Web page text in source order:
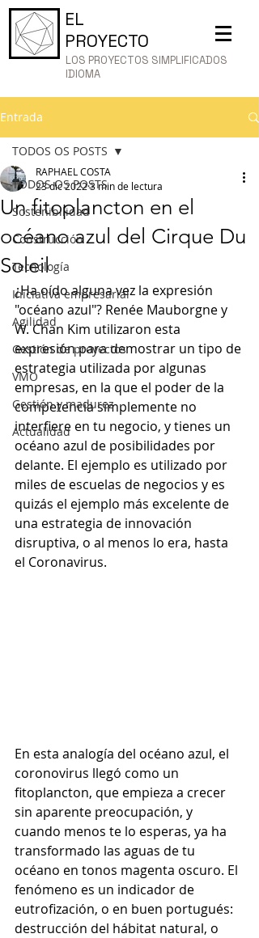
EL
PROYECTO
LOS PROYECTOS SIMPLIFICADOS
IDIOMA
Entrada
TODOS OS POSTS
Sostenibilidad
Construcción
Tecnología
Iniciativa empresarial
Agilidad
Gestión de proyectos
VMO
Gestión y madurez
Actualidad
TODOS OS POSTS
Un fitoplancton en el
océano azul del Cirque Du
Soleil
RAPHAEL COSTA
23 dic 20223 min de lectura
¿Ha oído alguna vez la expresión
"océano azul"? Renée Mauborgne y
W. Chan Kim utilizaron esta
expresión para demostrar un tipo de
estrategia utilizada por algunas
empresas, en la que el poder de la
competencia simplemente no
interfiere en tu negocio, y tienes un
océano azul de posibilidades por
delante. El ejemplo es utilizado por
miles de escuelas de negocios y es
quizás el ejemplo más excelente de
una estrategia de innovación
disruptiva, o al menos lo era, hasta
el Coronavirus.
En esta analogía del océano azul, el
coronovirus llegó como un
fitoplancton, que empieza a crecer
sin aparente preocupación, y
cuando menos te lo esperas, ya ha
transformado las aguas de tu
océano en tonos magenta oscuro. El
fenómeno es un indicador de
eutrofización, o en buen portugués:
destrucción del hábitat natural, o